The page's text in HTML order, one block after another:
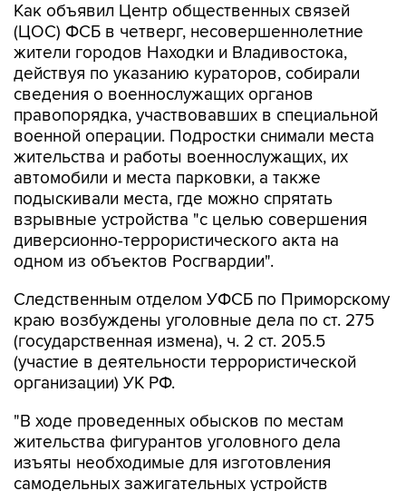
Как объявил Центр общественных связей
(ЦОС) ФСБ в четверг, несовершеннолетние
жители городов Находки и Владивостока,
действуя по указанию кураторов, собирали
сведения о военнослужащих органов
правопорядка, участвовавших в специальной
военной операции. Подростки снимали места
жительства и работы военнослужащих, их
автомобили и места парковки, а также
подыскивали места, где можно спрятать
взрывные устройства "с целью совершения
диверсионно-террористического акта на
одном из объектов Росгвардии".
Следственным отделом УФСБ по Приморскому
краю возбуждены уголовные дела по ст. 275
(государственная измена), ч. 2 ст. 205.5
(участие в деятельности террористической
организации) УК РФ.
"В ходе проведенных обысков по местам
жительства фигурантов уголовного дела
изъяты необходимые для изготовления
самодельных зажигательных устройств